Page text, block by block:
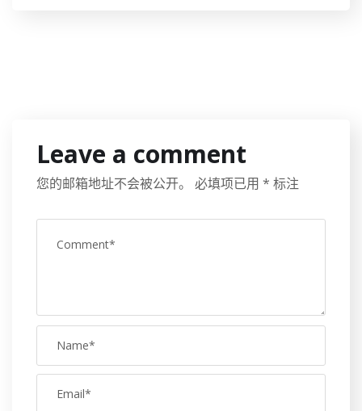
Leave a comment
您的邮箱地址不会被公开。 必填项已用 * 标注